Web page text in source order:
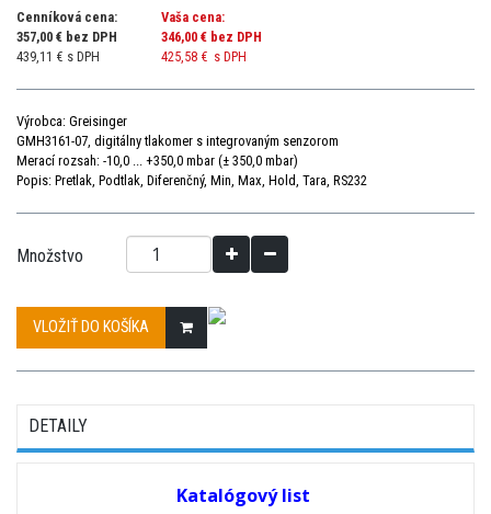
Cenníková cena:
357,00 € bez DPH
439,11 € s DPH
Vaša cena:
346,00 € bez DPH
425,58 € s DPH
Výrobca: Greisinger
GMH3161-07, digitálny tlakomer s integrovaným senzorom
Merací rozsah: -10,0 ... +350,0 mbar (± 350,0 mbar)
Popis: Pretlak, Podtlak, Diferenčný, Min, Max, Hold, Tara, RS232
Množstvo
VLOŽIŤ DO KOŠÍKA
DETAILY
Katalógový list